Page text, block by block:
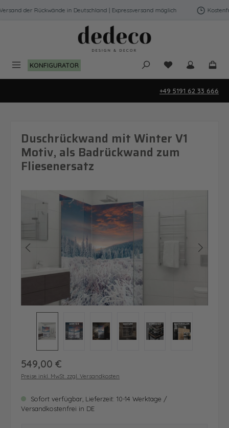
Zum Hauptinhalt springen
der Rückwände in Deutschland | Expressversand möglich
KONFIGURATOR Du hast 0
+49 5191 62 33 666
Duschrückwand mit Winter V1
Motiv, als Badrückwand zum
Fliesenersatz
Bildergalerie überspringen
Regulärer Preis:
549,00 €
Preise inkl. MwSt. zzgl. Versandkosten
Sofort verfügbar, Lieferzeit: 10-14 Werktage /
Versandkostenfrei in DE